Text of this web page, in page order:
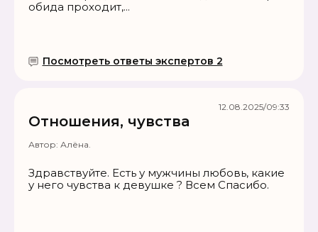
обида проходит,...
Посмотреть ответы экспертов 2
Отношения, чувства
Автор: Алёна.
Здравствуйте. Есть у мужчины любовь, какие
у него чувства к девушке ? Всем Спасибо.
12.08.2025/09:33